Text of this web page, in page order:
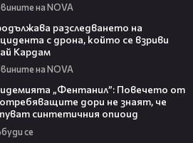
на NOVA
разследването на
с дрона, който се взриви
Кардам
на NOVA
„Фентанил”: Повечето от
дори не знаят, че
синтетичния опиоид
се